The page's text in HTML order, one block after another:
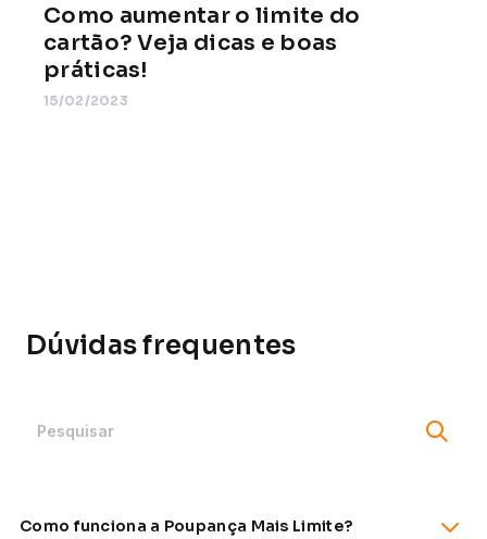
Como aumentar o limite do
cartão? Veja dicas e boas
práticas!
15/02/2023
Dúvidas frequentes
Como funciona a Poupança Mais Limite?